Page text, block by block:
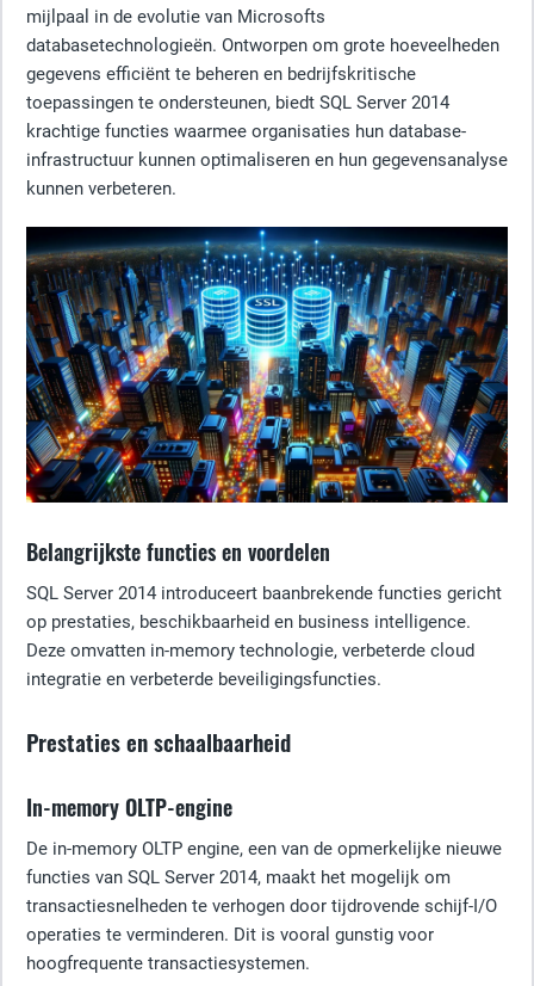
mijlpaal in de evolutie van Microsofts
databasetechnologieën. Ontworpen om grote hoeveelheden
gegevens efficiënt te beheren en bedrijfskritische
toepassingen te ondersteunen, biedt SQL Server 2014
krachtige functies waarmee organisaties hun database-
infrastructuur kunnen optimaliseren en hun gegevensanalyse
kunnen verbeteren.
Belangrijkste functies en voordelen
SQL Server 2014 introduceert baanbrekende functies gericht
op prestaties, beschikbaarheid en business intelligence.
Deze omvatten in-memory technologie, verbeterde cloud
integratie en verbeterde beveiligingsfuncties.
Prestaties en schaalbaarheid
In-memory OLTP-engine
De in-memory OLTP engine, een van de opmerkelijke nieuwe
functies van SQL Server 2014, maakt het mogelijk om
transactiesnelheden te verhogen door tijdrovende schijf-I/O
operaties te verminderen. Dit is vooral gunstig voor
hoogfrequente transactiesystemen.